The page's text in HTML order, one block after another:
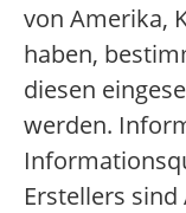
von Amerika,
haben,
diesen
werden.
Erstellers